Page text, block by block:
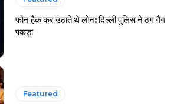
फोन हैक कर उठाते थे लोन: दिल्ली पुलिस ने ठग गैंग
पकड़ा
Featured